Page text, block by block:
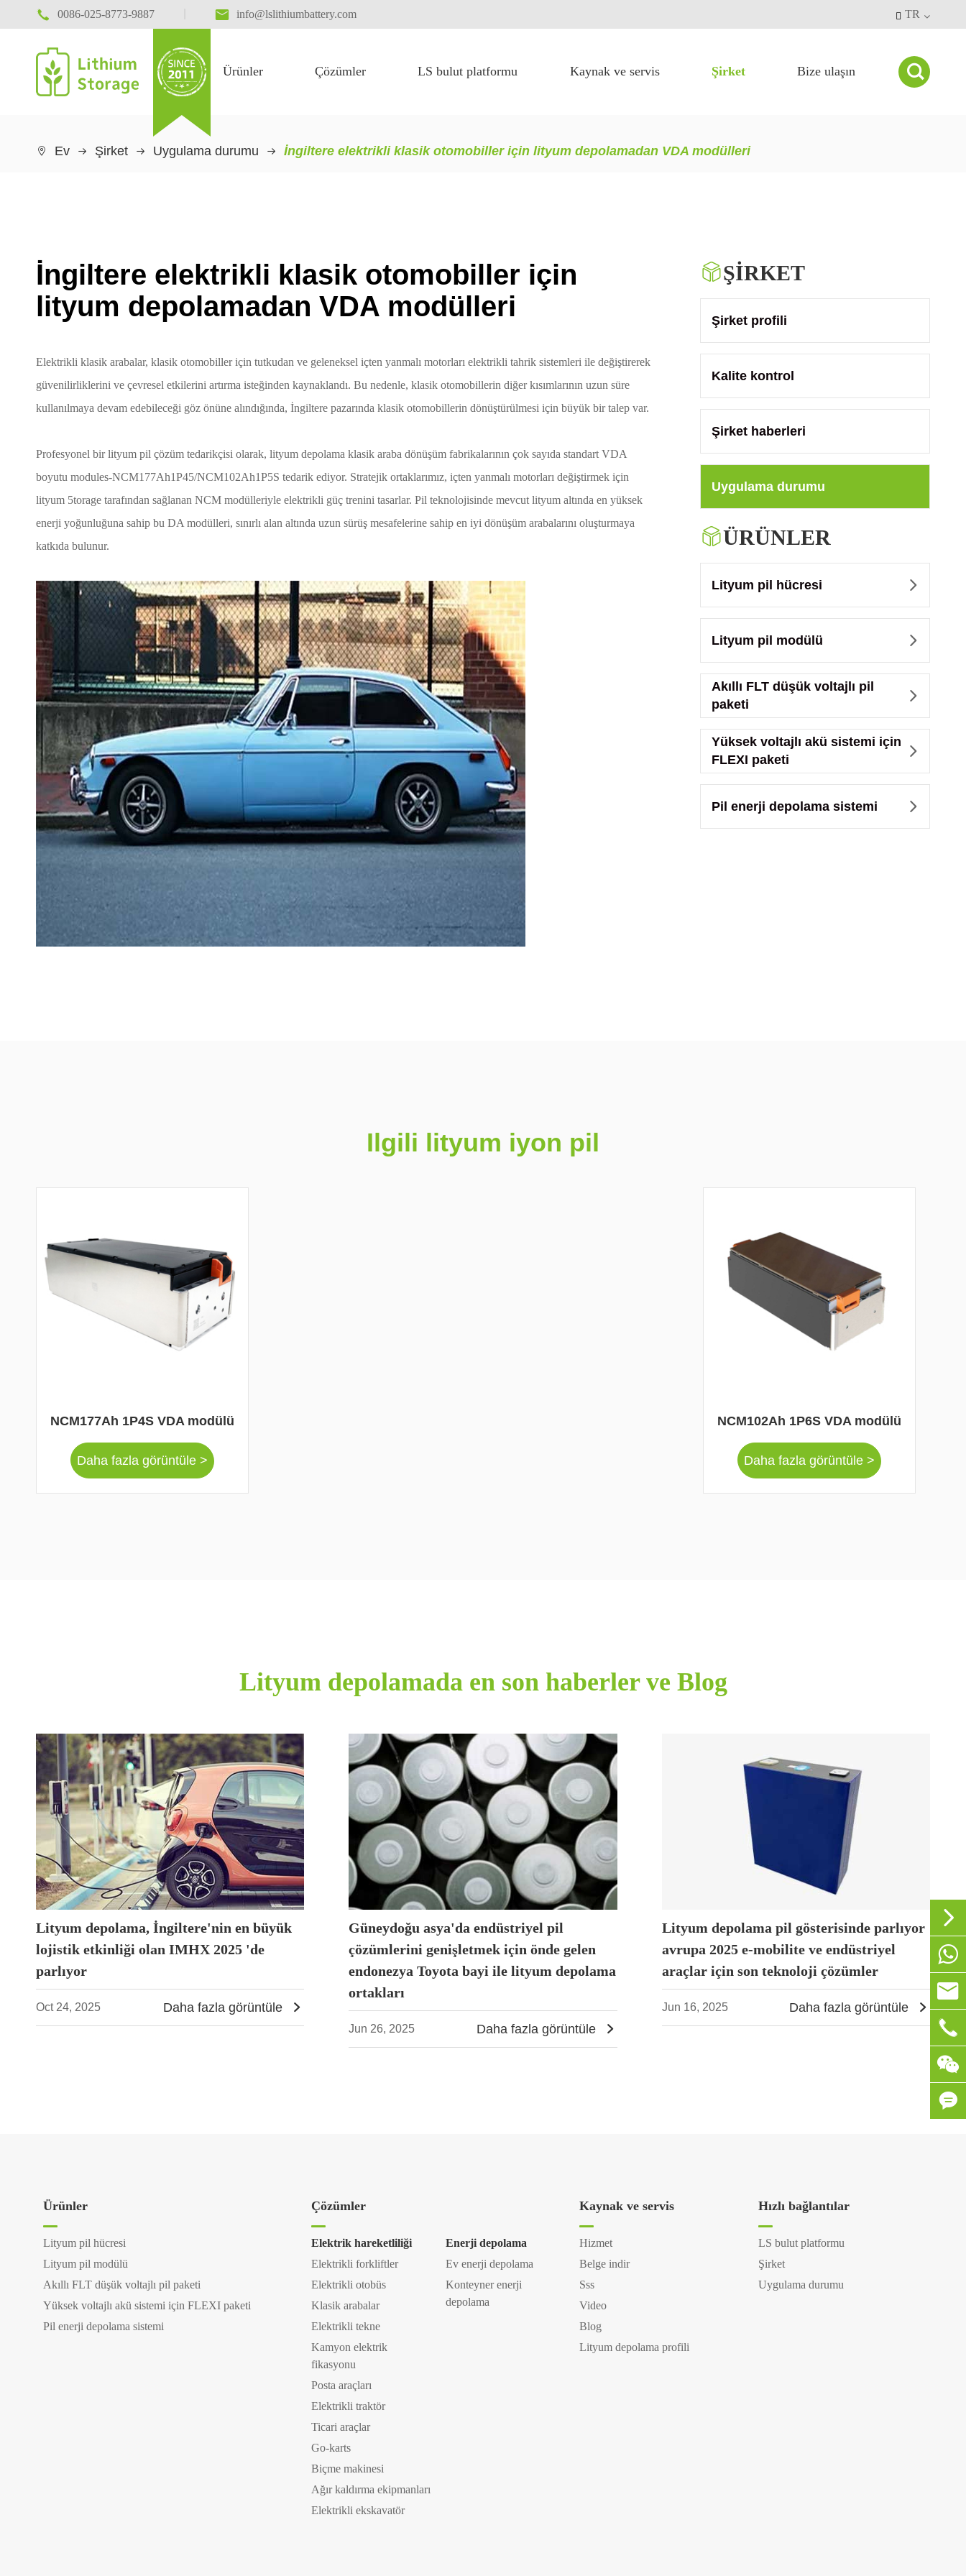
 0086-025-8773-9887  info@lslithiumbattery.com  TR
Ürünler Çözümler LS bulut platformu Kaynak ve servis Şirket Bize ulaşın 
 Ev Şirket Uygulama durumu İngiltere elektrikli klasik otomobiller için lityum depolamadan VDA modülleri
İngiltere elektrikli klasik otomobiller için
lityum depolamadan VDA modülleri
Elektrikli klasik arabalar, klasik otomobiller için tutkudan ve geleneksel içten yanmalı motorları elektrikli tahrik sistemleri ile değiştirerek
güvenilirliklerini ve çevresel etkilerini artırma isteğinden kaynaklandı. Bu nedenle, klasik otomobillerin diğer kısımlarının uzun süre
kullanılmaya devam edebileceği göz önüne alındığında, İngiltere pazarında klasik otomobillerin dönüştürülmesi için büyük bir talep var.
Profesyonel bir lityum pil çözüm tedarikçisi olarak, lityum depolama klasik araba dönüşüm fabrikalarının çok sayıda standart VDA
boyutu modules-NCM177Ah1P45/NCM102Ah1P5S tedarik ediyor. Stratejik ortaklarımız, içten yanmalı motorları değiştirmek için
lityum 5torage tarafından sağlanan NCM modülleriyle elektrikli güç trenini tasarlar. Pil teknolojisinde mevcut lityum altında en yüksek
enerji yoğunluğuna sahip bu DA modülleri, sınırlı alan altında uzun sürüş mesafelerine sahip en iyi dönüşüm arabalarını oluşturmaya
katkıda bulunur.
ŞIRKET
Şirket profili
Kalite kontrol
Şirket haberleri
Uygulama durumu
ÜRÜNLER
Lityum pil hücresi 
Lityum pil modülü 
Akıllı FLT düşük voltajlı pil
paketi

Yüksek voltajlı akü sistemi için
FLEXI paketi

Pil enerji depolama sistemi 
Ilgili lityum iyon pil
NCM177Ah 1P4S VDA modülü
Daha fazla görüntüle >
NCM102Ah 1P6S VDA modülü
Daha fazla görüntüle >
Lityum depolamada en son haberler ve Blog
Lityum depolama, İngiltere'nin en büyük
lojistik etkinliği olan IMHX 2025 'de
parlıyor
Oct 24, 2025 Daha fazla görüntüle 
Güneydoğu asya'da endüstriyel pil
çözümlerini genişletmek için önde gelen
endonezya Toyota bayi ile lityum depolama
ortakları
Jun 26, 2025 Daha fazla görüntüle 
Lityum depolama pil gösterisinde parlıyor
avrupa 2025 e-mobilite ve endüstriyel
araçlar için son teknoloji çözümler
Jun 16, 2025 Daha fazla görüntüle 
Ürünler
Lityum pil hücresi
Lityum pil modülü
Akıllı FLT düşük voltajlı pil paketi
Yüksek voltajlı akü sistemi için FLEXI paketi
Pil enerji depolama sistemi
Çözümler
Elektrik hareketliliği
Elektrikli forkliftler
Elektrikli otobüs
Klasik arabalar
Elektrikli tekne
Kamyon elektrik
fikasyonu
Posta araçları
Elektrikli traktör
Ticari araçlar
Go-karts
Biçme makinesi
Ağır kaldırma ekipmanları
Elektrikli ekskavatör
Enerji depolama
Ev enerji depolama
Konteyner enerji
depolama
Kaynak ve servis
Hizmet
Belge indir
Sss
Video
Blog
Lityum depolama profili
Hızlı bağlantılar
LS bulut platformu
Şirket
Uygulama durumu


+86-



